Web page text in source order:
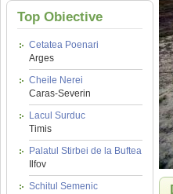
Top Obiective
Cetatea Poenari
Arges
Cheile Nerei
Caras-Severin
Lacul Surduc
Timis
Palatul Stirbei de la Buftea
Ilfov
Schitul Semenic